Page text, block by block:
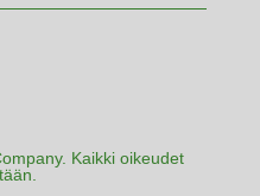
Kaikki oikeudet